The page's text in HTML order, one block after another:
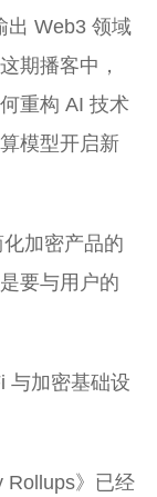
出 Web3 领域
期播客中，
重构 AI 技术
模型开启新
加密产品的
要与用户的
与加密基础设
Rollups》已经